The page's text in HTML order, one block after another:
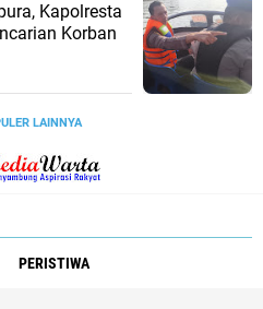
Kapolresta
Korban
LAINNYA
PERISTIWA